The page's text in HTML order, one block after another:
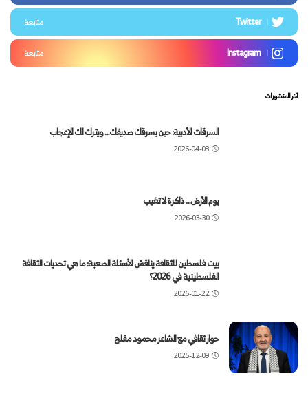
Twitter متابعة
Instagram متابعة
آخر المنشورات
السرقات الأدبية: حين يسرقك صديقك… ويترك لك الإعجاب
2026-04-03
يوم الأرض… ذاكرة لا تغيب
2026-03-30
بيت فلسطين للثقافة يناقش الأسئلة الصعبة: ما هي تحديات الثقافة
الفلسطينية في 2026؟
2026-01-22
حوار ثقافي مع الشاعر محمود مفلح
2025-12-09